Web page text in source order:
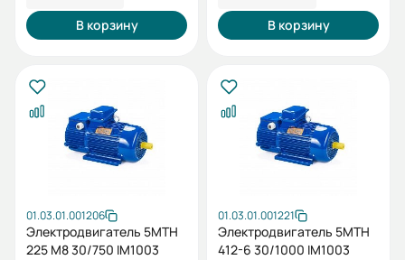
В корзину В корзину
01.03.01.001206
Электродвигатель 5МТН
225 М8 30/750 IM1003
01.03.01.001221
Электродвигатель 5МТН
412-6 30/1000 IM1003